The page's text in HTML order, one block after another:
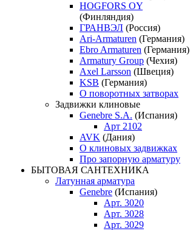
HOGFORS OY
(Финляндия)
ГРАНВЭЛ (Россия)
Ari-Armaturen (Германия)
Ebro Armaturen (Германия)
Armatury Group (Чехия)
Axel Larsson (Швеция)
KSB (Германия)
О поворотных затворах
Задвижки клиновые
Genebre S.A. (Испания)
Арт 2102
AVK (Дания)
О клиновых задвижках
Про запорную арматуру
БЫТОВАЯ САНТЕХНИКА
Латунная арматура
Genebre (Испания)
Арт. 3020
Арт. 3028
Арт. 3029